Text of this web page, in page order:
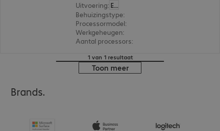
Uitvoering: Europa
Behuizingstype:
Processormodel:
Werkgeheugen:
Aantal processors:
1 van 1 resultaat
Toon meer
Brands.